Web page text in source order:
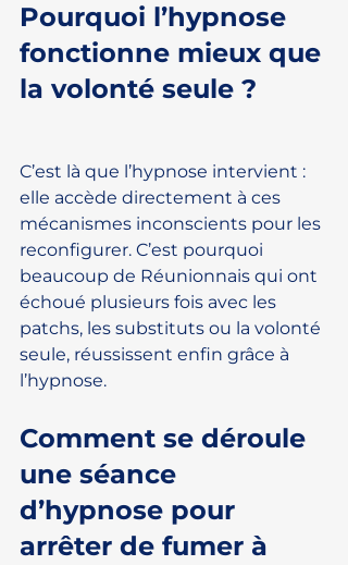
Pourquoi l’hypnose
fonctionne mieux que
la volonté seule ?
C’est là que l’hypnose intervient :
elle accède directement à ces
mécanismes inconscients pour les
reconfigurer. C’est pourquoi
beaucoup de Réunionnais qui ont
échoué plusieurs fois avec les
patchs, les substituts ou la volonté
seule, réussissent enfin grâce à
l’hypnose.
Comment se déroule
une séance
d’hypnose pour
arrêter de fumer à